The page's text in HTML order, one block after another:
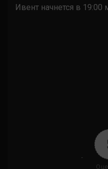
Ивент начнется в 19:00